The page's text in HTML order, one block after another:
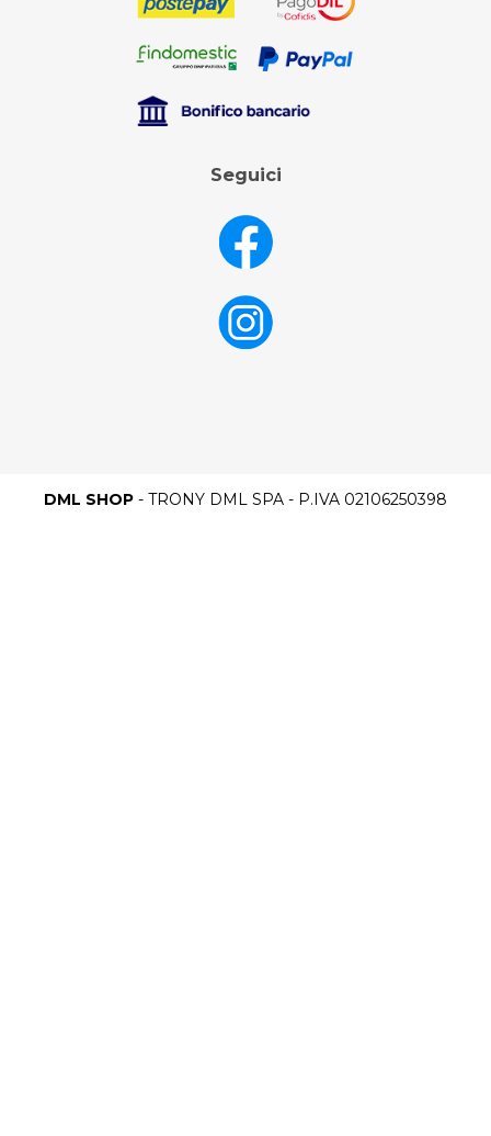
Seguici
DML SHOP - TRONY DML SPA - P.IVA 02106250398